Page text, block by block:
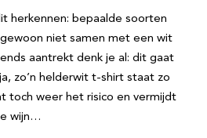
herkennen: bepaalde soorten
niet samen met een wit
aantrekt denk je al: dit gaat
zo’n helderwit t-shirt staat zo
toch weer het risico en vermijdt
wijn…